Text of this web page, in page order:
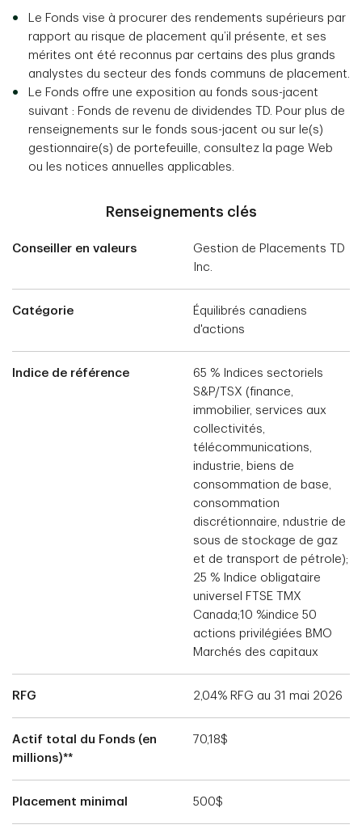
Le Fonds vise à procurer des rendements supérieurs par
rapport au risque de placement qu’il présente, et ses
mérites ont été reconnus par certains des plus grands
analystes du secteur des fonds communs de placement.
Le Fonds offre une exposition au fonds sous-jacent
suivant : Fonds de revenu de dividendes TD. Pour plus de
renseignements sur le fonds sous-jacent ou sur le(s)
gestionnaire(s) de portefeuille, consultez la page Web
ou les notices annuelles applicables.
Renseignements clés
Conseiller en valeurs
Gestion de Placements TD
Inc.
Catégorie
Équilibrés canadiens
d'actions
Indice de référence
65 % Indices sectoriels
S&P/TSX (finance,
immobilier, services aux
collectivités,
télécommunications,
industrie, biens de
consommation de base,
consommation
discrétionnaire, ndustrie de
sous de stockage de gaz
et de transport de pétrole);
25 % Indice obligataire
universel FTSE TMX
Canada;10 %indice 50
actions privilégiées BMO
Marchés des capitaux
RFG 2,04% RFG au 31 mai 2026
Actif total du Fonds (en
millions)**
70,18$
Placement minimal 500$